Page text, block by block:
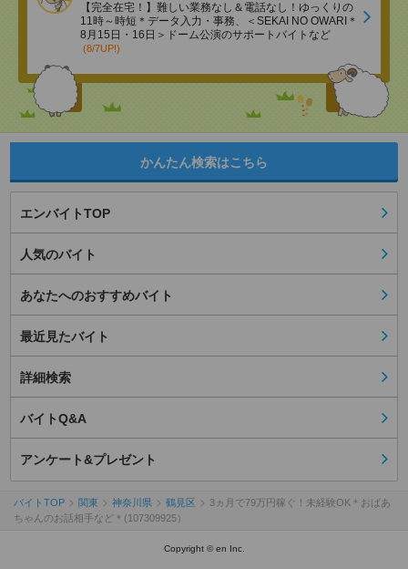
【完全在宅！】難しい業務なし＆電話なし！ゆっくりの
11時～時短＊データ入力・事務、＜SEKAI NO OWARI＊
8月15日・16日＞ドーム公演のサポートバイトなど
(8/7UP!)
かんたん検索はこちら
エンバイトTOP
人気のバイト
あなたへのおすすめバイト
最近見たバイト
詳細検索
バイトQ&A
アンケート&プレゼント
バイトTOP 関東 神奈川県 鶴見区
3ヵ月で79万円稼ぐ！未経験OK＊おばあ
ちゃんのお話相手など＊(107309925）
Copyright © en Inc.